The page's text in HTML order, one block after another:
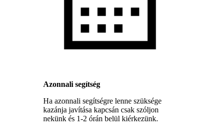
Azonnali segítség
Ha azonnali segítségre lenne szüksége
kazánja javítása kapcsán csak szóljon
nekünk és 1-2 órán belül kiérkezünk.